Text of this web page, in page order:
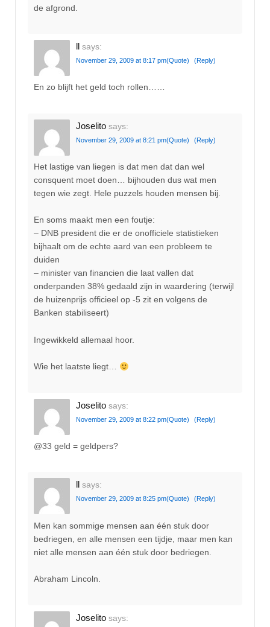
de afgrond.
ll says:
November 29, 2009 at 8:17 pm(Quote) (Reply)
En zo blijft het geld toch rollen……
Joselito says:
November 29, 2009 at 8:21 pm(Quote) (Reply)
Het lastige van liegen is dat men dat dan wel
consquent moet doen… bijhouden dus wat men
tegen wie zegt. Hele puzzels houden mensen bij.
En soms maakt men een foutje:
– DNB president die er de onofficiele statistieken
bijhaalt om de echte aard van een probleem te
duiden
– minister van financien die laat vallen dat
onderpanden 38% gedaald zijn in waardering (terwijl
de huizenprijs officieel op -5 zit en volgens de
Banken stabiliseert)
Ingewikkeld allemaal hoor.
Wie het laatste liegt…
Joselito says:
November 29, 2009 at 8:22 pm(Quote) (Reply)
@33 geld = geldpers?
ll says:
November 29, 2009 at 8:25 pm(Quote) (Reply)
Men kan sommige mensen aan één stuk door
bedriegen, en alle mensen een tijdje, maar men kan
niet alle mensen aan één stuk door bedriegen.
Abraham Lincoln.
Joselito says: